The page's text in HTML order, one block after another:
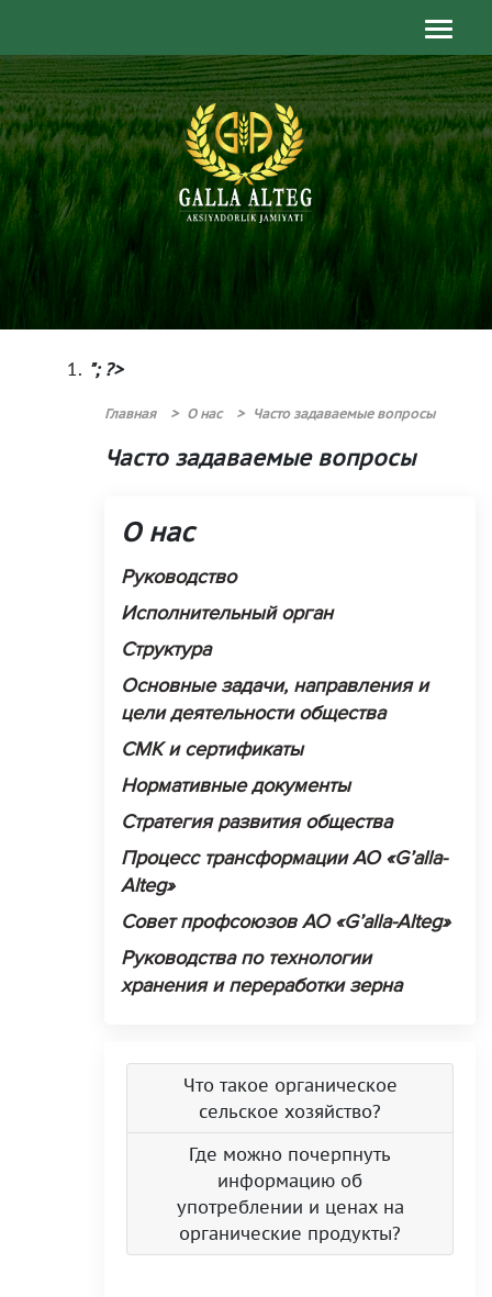
"; ?>
Главная О нас Часто задаваемые вопросы
Часто задаваемые вопросы
Что такое органическое
сельское хозяйство?
Где можно почерпнуть
информацию об
употреблении и ценах на
органические продукты?
О нас
Руководство
Исполнительный орган
Структура
Основные задачи, направления и
цели деятельности общества
СМК и сертификаты
Нормативные документы
Стратегия развития общества
Процесс трансформации АО «G’alla-
Alteg»
Совет профсоюзов АО «G’alla-Alteg»
Руководства по технологии
хранения и переработки зерна